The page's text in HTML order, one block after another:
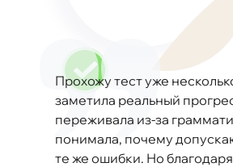
Прохожу тест уже
заметила реальный
переживала из-за
понимала, почему
те же ошибки. Но благодаря